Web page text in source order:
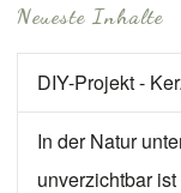
Neueste Inhalte
DIY-Projekt -
In der Natur
unverzichtbar ist